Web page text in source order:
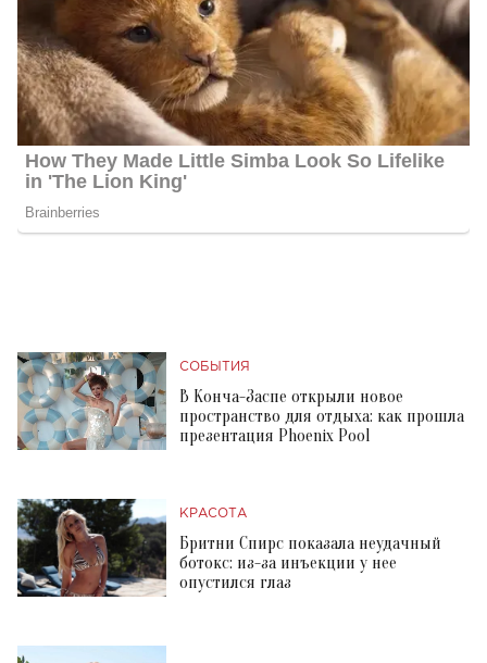
СОБЫТИЯ
В Конча-Заспе открыли новое
пространство для отдыха: как прошла
презентация Phoenix Pool
КРАСОТА
Бритни Спирс показала неудачный
ботокс: из-за инъекции у нее
опустился глаз